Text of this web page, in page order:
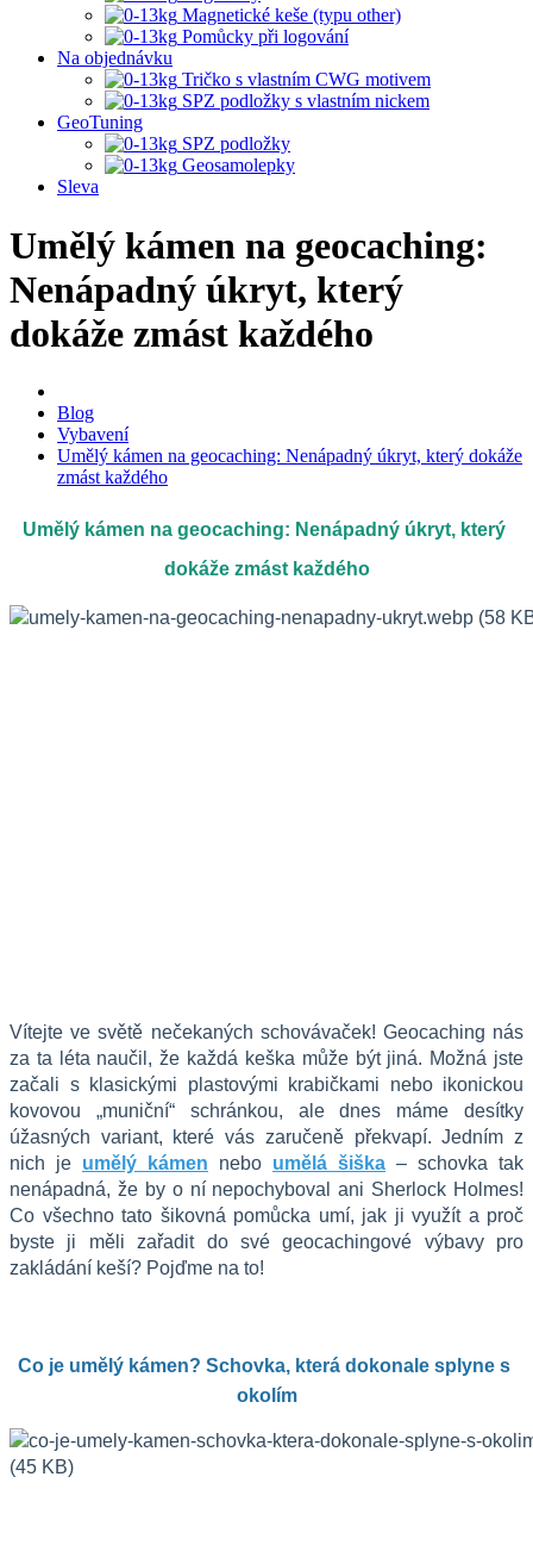
Magnetické keše (typu other)
Pomůcky při logování
Na objednávku
Tričko s vlastním CWG motivem
SPZ podložky s vlastním nickem
GeoTuning
SPZ podložky
Geosamolepky
Sleva
Umělý kámen na geocaching:
Nenápadný úkryt, který
dokáže zmást každého
Blog
Vybavení
Umělý kámen na geocaching: Nenápadný úkryt, který dokáže
zmást každého
Umělý kámen na geocaching: Nenápadný úkryt, který
dokáže zmást každého
Vítejte ve světě nečekaných schovávaček! Geocaching nás
za ta léta naučil, že každá keška může být jiná. Možná jste
začali s klasickými plastovými krabičkami nebo ikonickou
kovovou „muniční“ schránkou, ale dnes máme desítky
úžasných variant, které vás zaručeně překvapí. Jedním z
nich je umělý kámen nebo umělá šiška – schovka tak
nenápadná, že by o ní nepochyboval ani Sherlock Holmes!
Co všechno tato šikovná pomůcka umí, jak ji využít a proč
byste ji měli zařadit do své geocachingové výbavy pro
zakládání keší? Pojďme na to!
Co je umělý kámen? Schovka, která dokonale splyne s
okolím